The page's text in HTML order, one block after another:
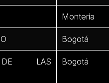
Montería
Bogotá
LAS
Bogotá